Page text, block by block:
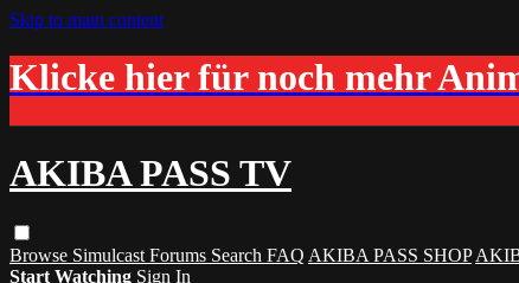
Skip to main content
Klicke hier für noch mehr
AKIBA PASS TV
Browse Simulcast Forums Search FAQ AKIBA PASS SHOP
Start Watching Sign In